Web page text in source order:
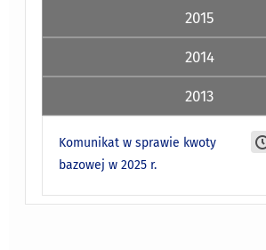
2015
2014
2013
Komunikat w sprawie kwoty
bazowej w 2025 r.